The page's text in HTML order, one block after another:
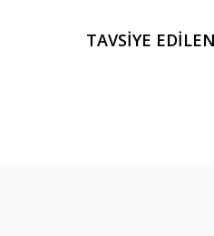
Bu ürüne ilk
TAVSİYE